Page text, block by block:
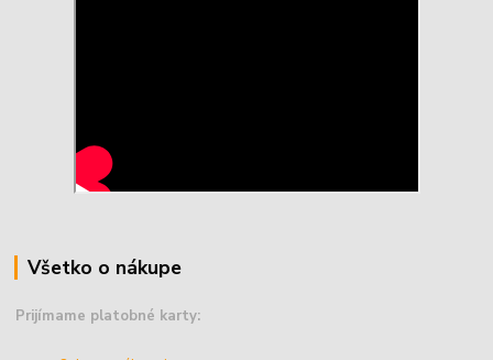
Všetko o nákupe
Prijímame platobné karty: